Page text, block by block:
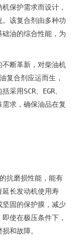
保护需求而设计，
该复合剂由多种功
油的综合性能，为
断革新，对柴油机
复合剂应运而生，
采用SCR、EGR、
求，确保油品在复
抗磨损性能，能有
延长发动机使用寿
固的保护膜，减少
使在极压条件下，
和故障。